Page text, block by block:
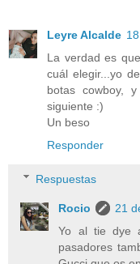
Leyre Alcalde
La verdad es
cuál elegir...yo
botas cowboy,
siguiente :)
Un beso
Responder
Respuestas
Rocio
21
Yo al tie dye
pasadores